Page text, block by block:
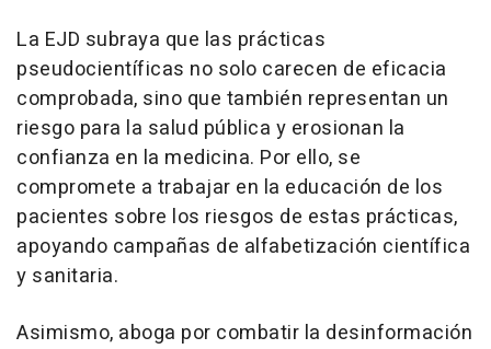
La EJD subraya que las prácticas
pseudocientíficas no solo carecen de eficacia
comprobada, sino que también representan un
riesgo para la salud pública y erosionan la
confianza en la medicina. Por ello, se
compromete a trabajar en la educación de los
pacientes sobre los riesgos de estas prácticas,
apoyando campañas de alfabetización científica
y sanitaria.
Asimismo, aboga por combatir la desinformación